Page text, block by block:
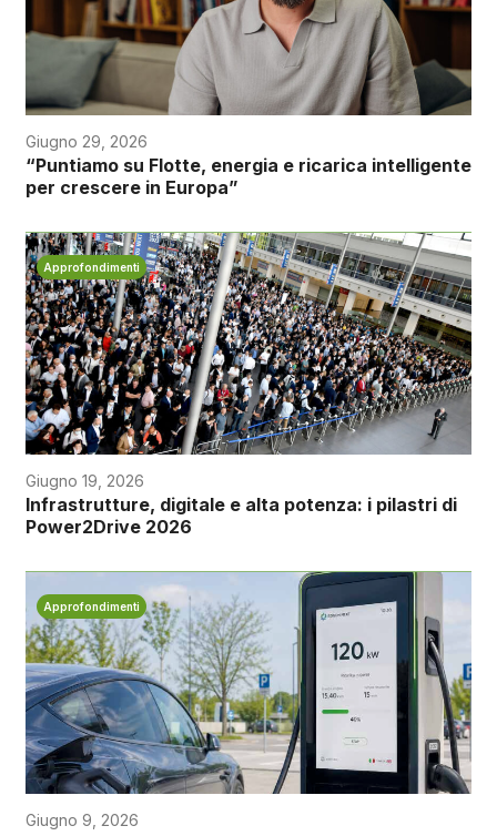
Giugno 29, 2026
“Puntiamo su Flotte, energia e ricarica intelligente
per crescere in Europa”
Approfondimenti
Giugno 19, 2026
Infrastrutture, digitale e alta potenza: i pilastri di
Power2Drive 2026
Approfondimenti
Giugno 9, 2026